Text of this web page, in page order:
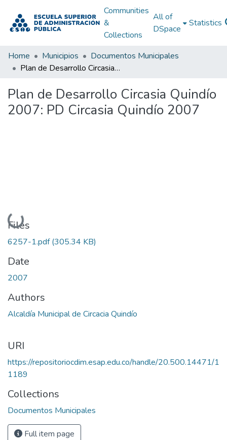
Communities
&
Collections
All of
DSpace
Statistics
Home Municipios
Documentos Municipales
Plan de Desarrollo Circasia Quindío 2007: PD Circasia Quindío 2007
Plan de Desarrollo Circasia Quindío
2007: PD Circasia Quindío 2007
Loading...
Files
6257-1.pdf(305.34 KB)
Date
2007
Authors
Alcaldía Municipal de Circacia Quindío
URI
https://repositoriocdim.esap.edu.co/handle/20.500.14471/1
1189
Collections
Documentos Municipales
Full item page